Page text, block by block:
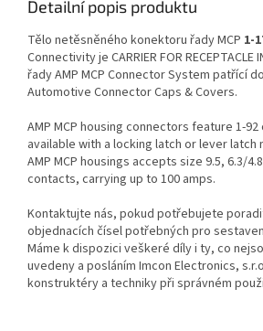
Detailní popis produktu
Tělo netěsněného konektoru řady MCP 1-
Connectivity je CARRIER FOR RECEPTACLE
řady AMP MCP Connector System patřící
Automotive Connector Caps & Covers.
AMP MCP housing connectors feature 1-
available with a locking latch or lever latch
AMP MCP housings accepts size 9.5, 6.3/
contacts, carrying up to 100 amps.
Kontaktujte nás, pokud potřebujete
objednacích čísel potřebných pro
Máme k dispozici veškeré díly i ty, co
uvedeny a posláním Imcon Electronics,
konstruktéry a techniky při správném